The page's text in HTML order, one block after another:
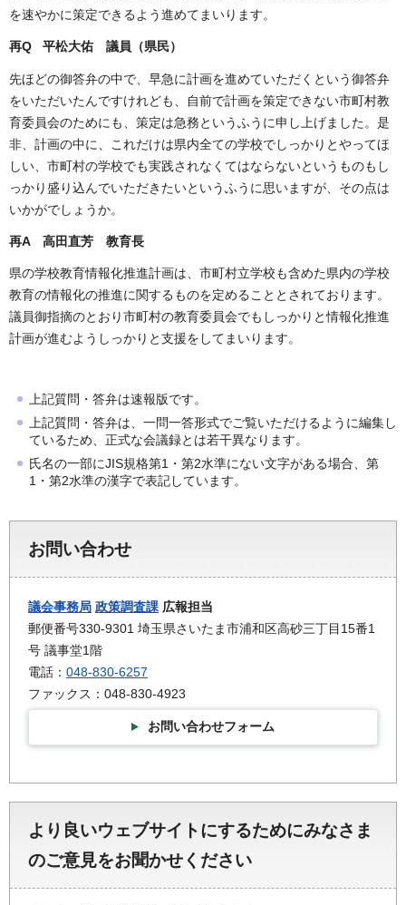
を速やかに策定できるよう進めてまいります。
再Q 平松大佑 議員（県民）
先ほどの御答弁の中で、早急に計画を進めていただくという御答弁
をいただいたんですけれども、自前で計画を策定できない市町村教
育委員会のためにも、策定は急務というふうに申し上げました。是
非、計画の中に、これだけは県内全ての学校でしっかりとやってほ
しい、市町村の学校でも実践されなくてはならないというものもし
っかり盛り込んでいただきたいというふうに思いますが、その点は
いかがでしょうか。
再A 高田直芳 教育長
県の学校教育情報化推進計画は、市町村立学校も含めた県内の学校
教育の情報化の推進に関するものを定めることとされております。
議員御指摘のとおり市町村の教育委員会でもしっかりと情報化推進
計画が進むようしっかりと支援をしてまいります。
上記質問・答弁は速報版です。
上記質問・答弁は、一問一答形式でご覧いただけるように編集し
ているため、正式な会議録とは若干異なります。
氏名の一部にJIS規格第1・第2水準にない文字がある場合、第
1・第2水準の漢字で表記しています。
お問い合わせ
議会事務局 政策調査課 広報担当
郵便番号330-9301 埼玉県さいたま市浦和区高砂三丁目15番1
号 議事堂1階
電話： 048-830-6257
ファックス：048-830-4923
お問い合わせフォーム
より良いウェブサイトにするためにみなさま
のご意見をお聞かせください